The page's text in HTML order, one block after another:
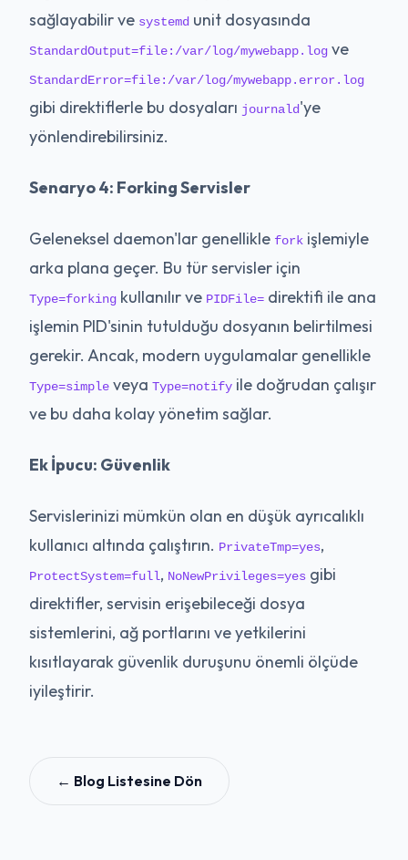
sağlayabilir ve systemd unit dosyasında
StandardOutput=file:/var/log/mywebapp.log ve
StandardError=file:/var/log/mywebapp.error.log
gibi direktiflerle bu dosyaları journald'ye
yönlendirebilirsiniz.
Senaryo 4: Forking Servisler
Geleneksel daemon'lar genellikle fork işlemiyle
arka plana geçer. Bu tür servisler için
Type=forking kullanılır ve PIDFile= direktifi ile ana
işlemin PID'sinin tutulduğu dosyanın belirtilmesi
gerekir. Ancak, modern uygulamalar genellikle
Type=simple veya Type=notify ile doğrudan çalışır
ve bu daha kolay yönetim sağlar.
Ek İpucu: Güvenlik
Servislerinizi mümkün olan en düşük ayrıcalıklı
kullanıcı altında çalıştırın. PrivateTmp=yes,
ProtectSystem=full, NoNewPrivileges=yes gibi
direktifler, servisin erişebileceği dosya
sistemlerini, ağ portlarını ve yetkilerini
kısıtlayarak güvenlik duruşunu önemli ölçüde
iyileştirir.
← Blog Listesine Dön